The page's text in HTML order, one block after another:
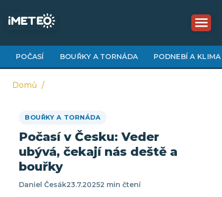
obsahu
POČASÍ BOUŘKY A TORNÁDA PODNEBÍ A KLIMA
navigace
Domů
BOUŘKY A TORNÁDA
Počasí v Česku: Veder
ubývá, čekají nás deště a
bouřky
Daniel Česák23.7.20252 min čtení